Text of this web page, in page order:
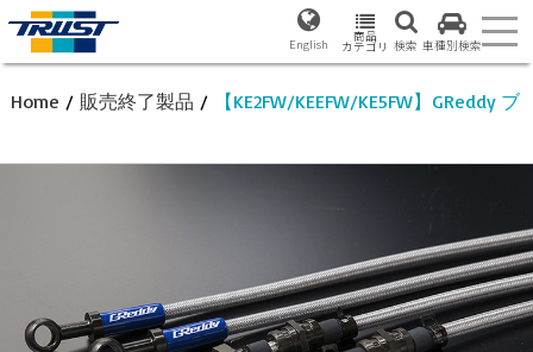
English 商品
カテゴリ 検索 車種別検索
Home / 販売終了製品 / 【KE2FW/KEEFW/KE5FW】GReddy